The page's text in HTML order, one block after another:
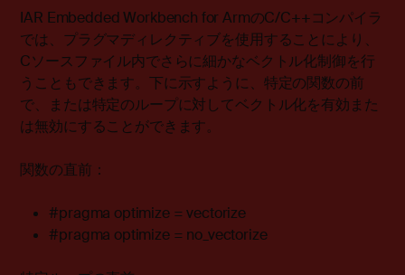
IAR Embedded Workbench for ArmのC/C++コンパイラ
では、プラグマディレクティブを使用することにより、
Cソースファイル内でさらに細かなベクトル化制御を行
うこともできます。下に示すように、特定の関数の前
で、または特定のループに対してベクトル化を有効また
は無効にすることができます。
関数の直前：
#pragma optimize = vectorize
#pragma optimize = no_vectorize